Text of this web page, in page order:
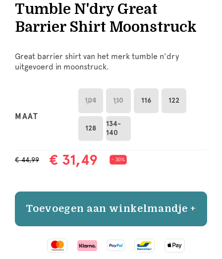
Tumble N'dry Great
Barrier Shirt Moonstruck
Great barrier shirt van het merk tumble n'dry
uitgevoerd in moonstruck.
MAAT
104 110 116 122
128
134-
140
€ 44,99 € 31,49 - 30%
Toevoegen aan winkelmandje +